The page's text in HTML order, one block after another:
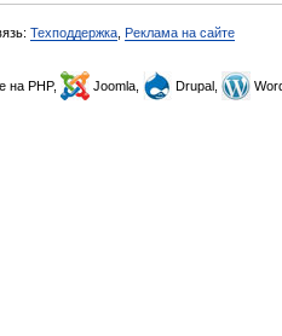
Техподдержка Реклама на сайте
на PHP, Joomla, Drupal,